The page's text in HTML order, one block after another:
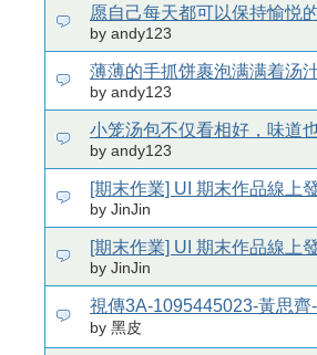
愿自己每天都可以保持愉悦
by andy123
薄薄的手抓饼裹泡满满着汤
by andy123
小笼汤包不仅看相好，味道
by andy123
[期末作業] UI 期末作品線上
by JinJin
[期末作業] UI 期末作品線上
by JinJin
視傳3A-1095445023-黃思
by 黑皮